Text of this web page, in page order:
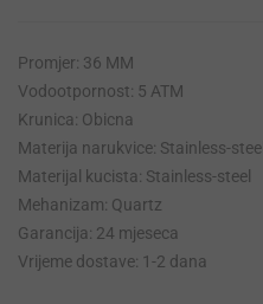
Promjer: 36 MM
Vodootpornost: 5 ATM
Krunica: Obicna
Materija narukvice: Stainless-steel
Materijal kucista: Stainless-steel
Mehanizam: Quartz
Garancija: 24 mjeseca
Vrijeme dostave: 1-2 dana